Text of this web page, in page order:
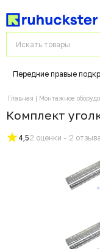
Передние правые
Главная Монтажное
Комплект
4,52 оценки - 2 отзыва